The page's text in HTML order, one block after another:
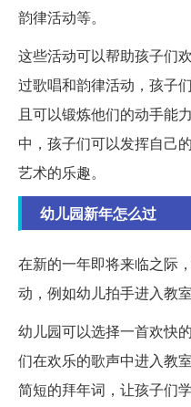
韵律活动等。
这些活动可以帮助孩子们
过歌唱和韵律活动，孩子
且可以锻炼他们的动手能
中，孩子们可以发挥自己
艺术的乐趣。
幼儿园新年怎么过
在新的一年即将来临之际
动，例如幼儿拍手进入教
幼儿园可以选择一首欢快
们在欢乐的歌声中进入教
简短的拜年词，让孩子们